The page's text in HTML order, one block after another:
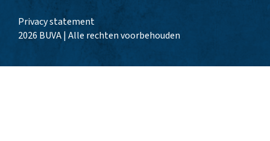
Privacy statement
2026 BUVA | Alle rechten voorbehouden